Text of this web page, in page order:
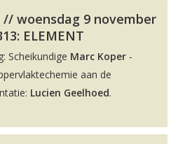
woensdag 9 november
ELEMENT
Scheikundige Marc Koper -
aan de
Lucien Geelhoed.